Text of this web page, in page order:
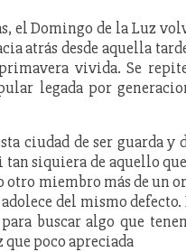
el Domingo de la Luz
atrás desde aquella
vivida. Se
legada por
ciudad de ser guarda
siquiera de aquello
miembro más de un
adolece del mismo
buscar algo que
poco apreciada